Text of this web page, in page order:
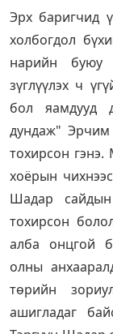
Эрх баригчид
холбогдол
нарийн буюу
зүглүүлэх ч
бол яамдууд
дундаж" Эрчим
тохирсон
хоёрын
Шадар
тохирсон
алба онцгой
олны
төрийн
ашигладаг